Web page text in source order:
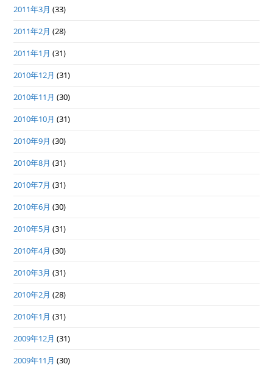
2011年3月 (33)
2011年2月 (28)
2011年1月 (31)
2010年12月 (31)
2010年11月 (30)
2010年10月 (31)
2010年9月 (30)
2010年8月 (31)
2010年7月 (31)
2010年6月 (30)
2010年5月 (31)
2010年4月 (30)
2010年3月 (31)
2010年2月 (28)
2010年1月 (31)
2009年12月 (31)
2009年11月 (30)